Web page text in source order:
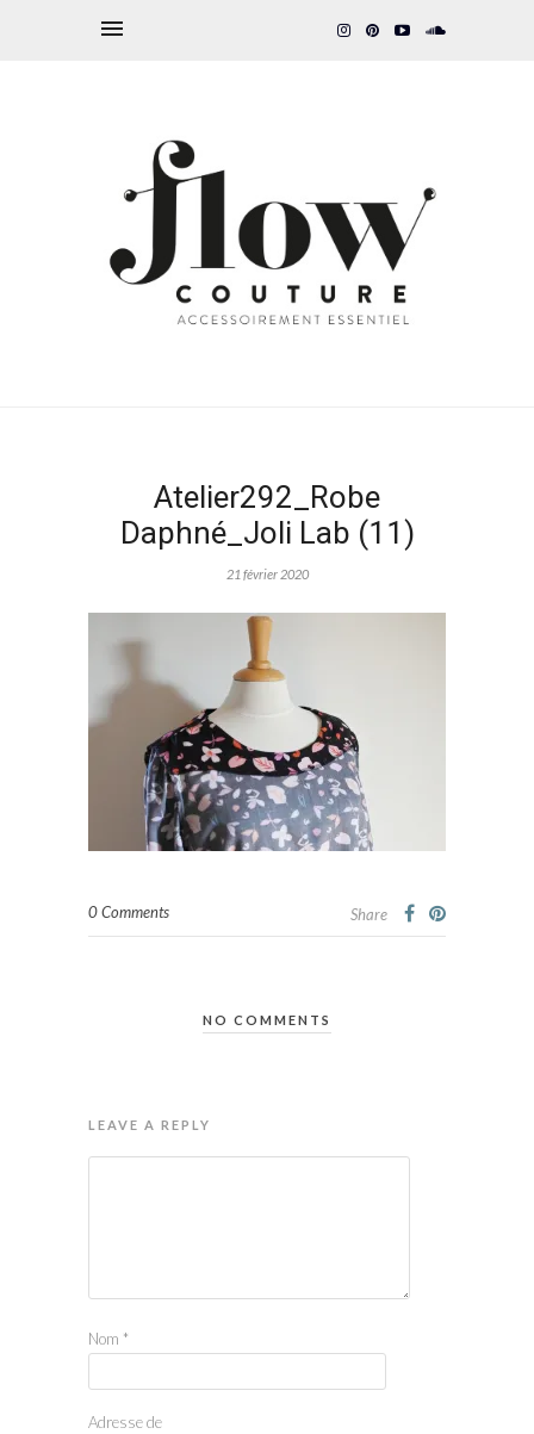
Atelier292_Robe
Daphné_Joli Lab (11)
21 février 2020
0 Comments Share
NO COMMENTS
LEAVE A REPLY
Nom *
Adresse de